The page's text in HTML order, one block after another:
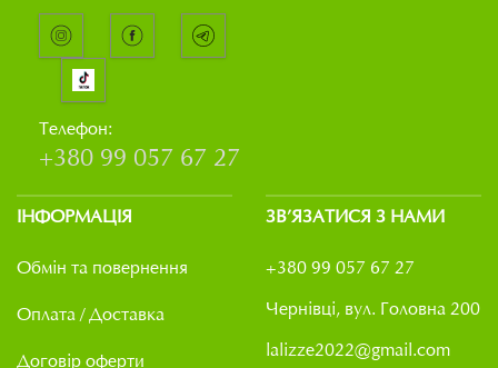
Телефон:
+380 99 057 67 27
ІНФОРМАЦІЯ
Обмін та повернення
Оплата / Доставка
Договір оферти
ЗВ’ЯЗАТИСЯ З НАМИ
+380 99 057 67 27
Чернівці, вул. Головна 200
lalizze2022@gmail.com